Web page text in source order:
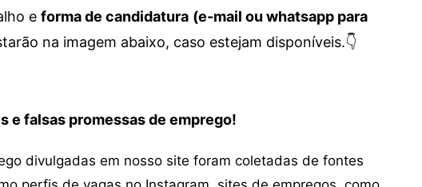
e forma de candidatura (e-mail ou whatsapp para
na imagem abaixo, caso estejam disponíveis.👇
e falsas promessas de emprego!
divulgadas em nosso site foram coletadas de fontes